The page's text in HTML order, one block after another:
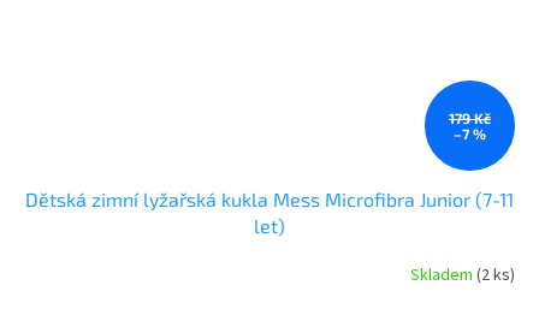
179 Kč
–7 %
Dětská zimní lyžařská kukla Mess Microfibra Junior (7-11
let)
Skladem (2 ks)